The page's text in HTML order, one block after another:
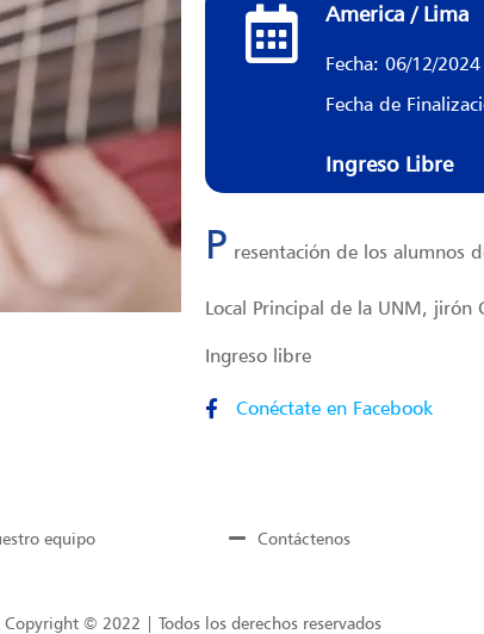
America / Lima
Fecha: 06/12/2024
Fecha de
Ingreso Libre
P resentación de los alumnos
Local Principal de la UNM, jirón
Ingreso libre
Conéctate en Facebook
equipo Contáctenos
Copyright © 2022 | Todos los derechos reservados